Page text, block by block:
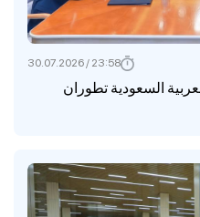
السعودية تطوران
23:58 / 30.07.2026